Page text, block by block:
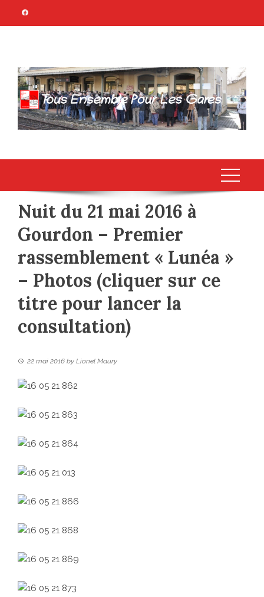
TOUS ENSEMBLE
POUR LES GARES
Association Citoyenne
Nuit du 21 mai 2016 à
Gourdon – Premier
rassemblement « Lunéa »
– Photos (cliquer sur ce
titre pour lancer la
consultation)
22 mai 2016 by Lionel Maury